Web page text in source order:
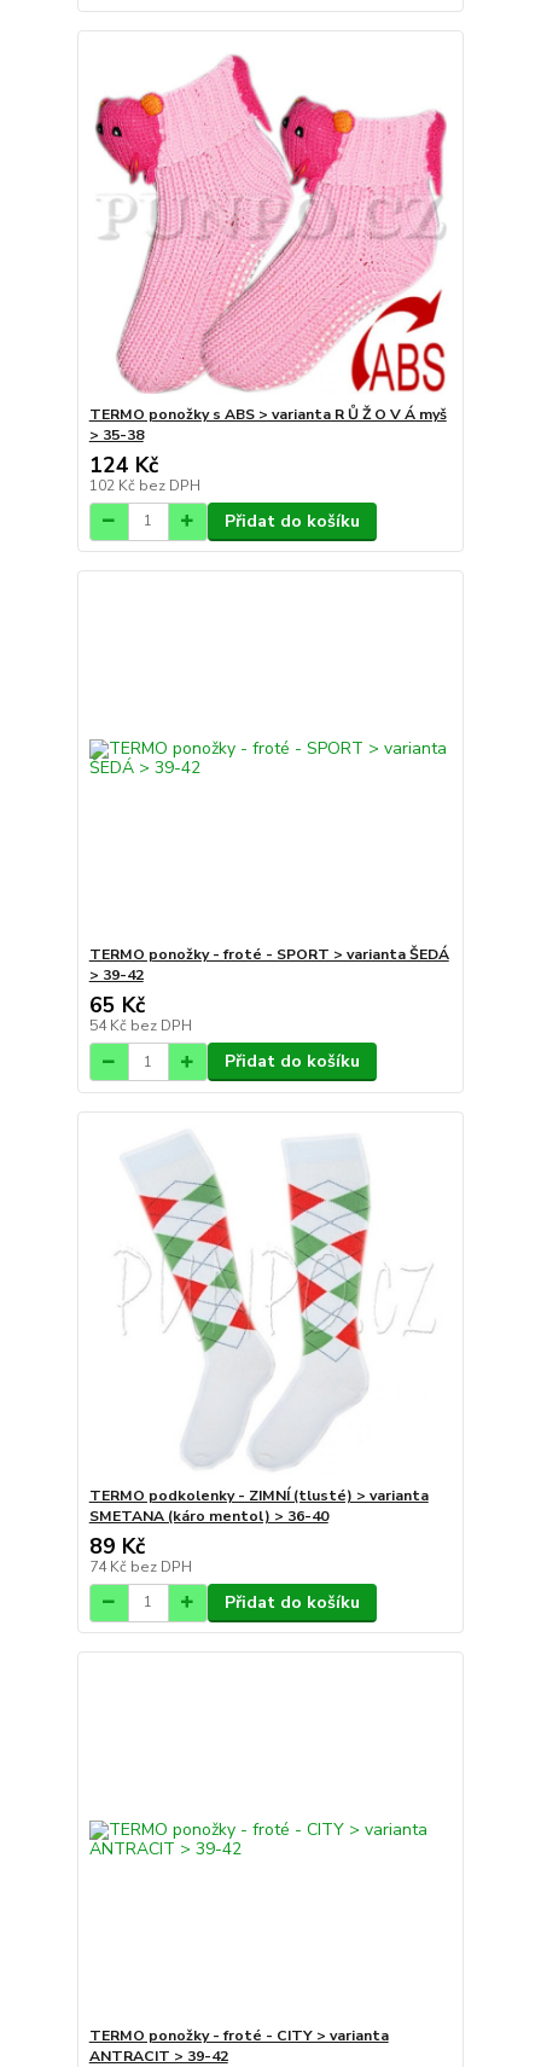
TERMO ponožky s ABS > varianta R Ů Ž O V Á myš
> 35-38
124 Kč
102 Kč bez DPH
Přidat do košíku
TERMO ponožky - froté - SPORT > varianta ŠEDÁ
> 39-42
65 Kč
54 Kč bez DPH
Přidat do košíku
TERMO podkolenky - ZIMNÍ (tlusté) > varianta
SMETANA (káro mentol) > 36-40
89 Kč
74 Kč bez DPH
Přidat do košíku
TERMO ponožky - froté - CITY > varianta
ANTRACIT > 39-42